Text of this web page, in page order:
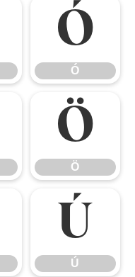
Ó
Ó
Ö
Ö
Ú
Ú